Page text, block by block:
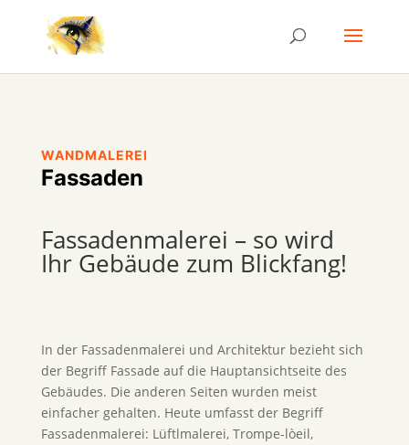
WANDMALEREI
Fassaden
Fassadenmalerei – so wird
Ihr Gebäude zum Blickfang!
In der Fassadenmalerei und Architektur bezieht sich
der Begriff Fassade auf die Hauptansichtseite des
Gebäudes. Die anderen Seiten wurden meist
einfacher gehalten. Heute umfasst der Begriff
Fassadenmalerei: Lüftlmalerei, Trompe-lòeil,